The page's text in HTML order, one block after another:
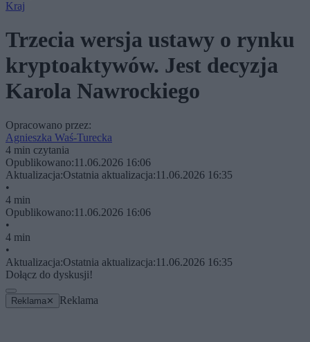
Kraj
Trzecia wersja ustawy o rynku
kryptoaktywów. Jest decyzja
Karola Nawrockiego
Opracowano przez:
Agnieszka Waś-Turecka
4 min czytania
Opublikowano:11.06.2026 16:06
Aktualizacja:Ostatnia aktualizacja:11.06.2026 16:35
•
4 min
Opublikowano:11.06.2026 16:06
•
4 min
•
Aktualizacja:Ostatnia aktualizacja:11.06.2026 16:35
Dołącz do dyskusji!
Reklama ✕ Reklama